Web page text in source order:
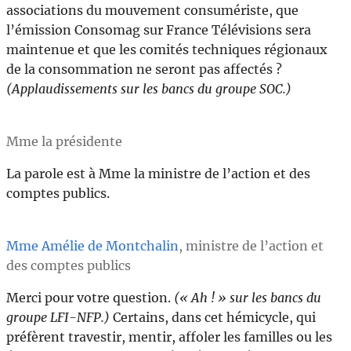
associations du mouvement consumériste, que
l’émission Consomag sur France Télévisions sera
maintenue et que les comités techniques régionaux
de la consommation ne seront pas affectés ?
(Applaudissements sur les bancs du groupe SOC.)
Mme la présidente
La parole est à Mme la ministre de l’action et des
comptes publics.
Mme Amélie de Montchalin , ministre de l’action et
des comptes publics
Merci pour votre question. (« Ah ! » sur les bancs du
groupe LFI-NFP.) Certains, dans cet hémicycle, qui
préfèrent travestir, mentir, affoler les familles ou les